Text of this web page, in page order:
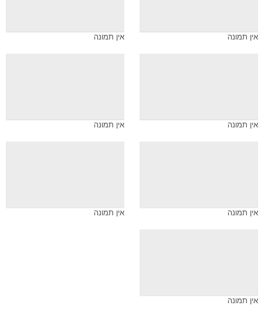
אין תמונה אין תמונה
אין תמונה אין תמונה
אין תמונה אין תמונה
אין תמונה